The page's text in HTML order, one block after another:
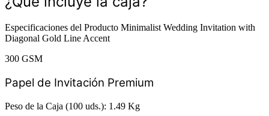
Especificaciones del Producto Minimalist Wedding Invitation with
Diagonal Gold Line Accent
300 GSM
Papel de Invitación Premium
Peso de la Caja (100 uds.): 1.49 Kg